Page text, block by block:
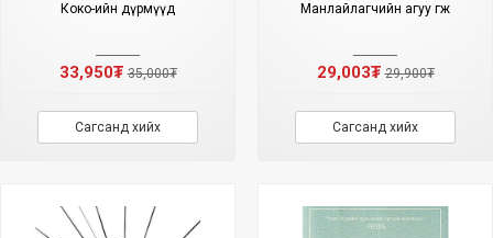
Коко-ийн дүрмүүд
33,950₮35,000₮
Сагсанд хийх
Манлайлагчийн агуу өгөөж
29,003₮29,900₮
Сагсанд хийх